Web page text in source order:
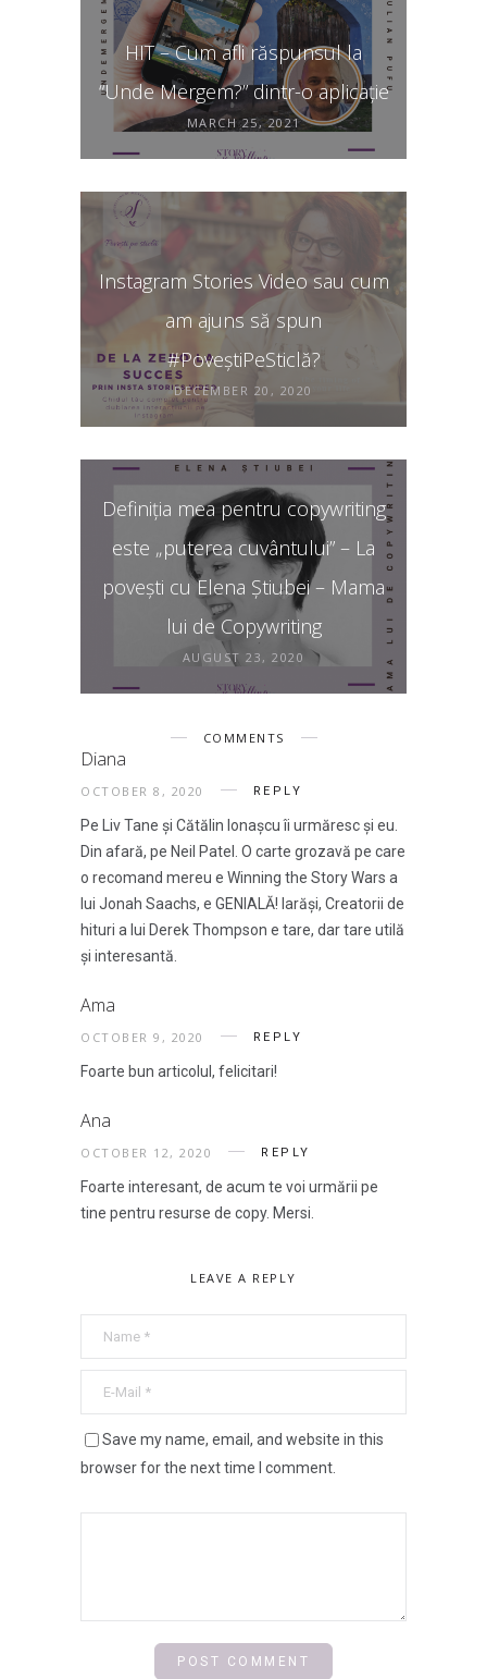
HIT – Cum afli răspunsul la
“Unde Mergem?” dintr-o aplicație
MARCH 25, 2021
Instagram Stories Video sau cum
am ajuns să spun
#PoveștiPeSticlă?
DECEMBER 20, 2020
Definiția mea pentru copywriting
este „puterea cuvântului” – La
povești cu Elena Știubei – Mama
lui de Copywriting
AUGUST 23, 2020
COMMENTS
Diana
OCTOBER 8, 2020 REPLY
Pe Liv Tane și Cătălin Ionașcu îi urmăresc și eu.
Din afară, pe Neil Patel. O carte grozavă pe care
o recomand mereu e Winning the Story Wars a
lui Jonah Saachs, e GENIALĂ! Iarăși, Creatorii de
hituri a lui Derek Thompson e tare, dar tare utilă
și interesantă.
Ama
OCTOBER 9, 2020 REPLY
Foarte bun articolul, felicitari!
Ana
OCTOBER 12, 2020 REPLY
Foarte interesant, de acum te voi urmării pe
tine pentru resurse de copy. Mersi.
LEAVE A REPLY
Save my name, email, and website in this
browser for the next time I comment.